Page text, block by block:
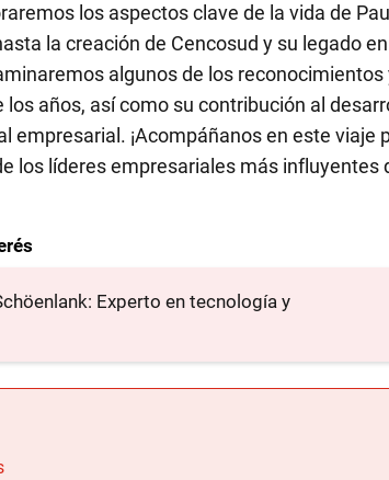
los aspectos clave de la vida de
la creación de Cencosud y su legado
algunos de los reconocimientos
los años, así como su contribución al
empresarial. ¡Acompáñanos en este viaje
los líderes empresariales más influyentes
Experto en tecnología y